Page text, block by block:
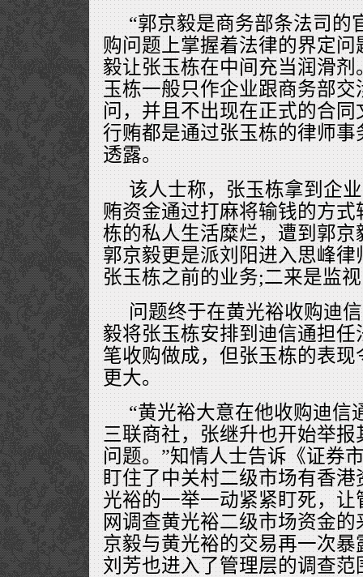
“郭京毅是商务部条法司的
购问题上掌握着法律的界定
毅让张玉栋在中间充当润滑
玉栋一般只作企业跟商务部
问，并且不出现在正式的合
行贿都是通过张玉栋的律师事
透露。
该人士称，张玉栋拿到企
贿资金通过打麻将输钱的方
栋的私人生活糜烂，遭到郭
郭京毅更是派刘阳进入思峰
张玉栋之前的业务;二来是监
问题终于在黄光裕收购迪
毅将张玉栋安排到迪信通担
笔收购做成，但张玉栋的表
更大。
“黄光裕大意在他收购迪信
三联商社，张继升也开始举
问题。”知情人士告诉《证券
盯住了中关村二级市场有香
光裕的一举一动紧紧盯死，
网调查黄光裕二级市场资金
京毅与黄光裕的交易再一次
刘芳也进入了管理层的调查范